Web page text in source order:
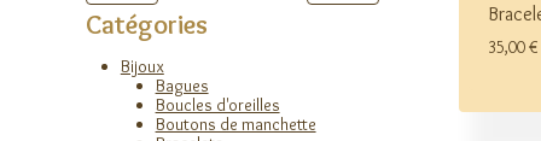
35,00€
Catégories
Bijoux
Bagues
Boucles d'oreilles
Boutons de manchette